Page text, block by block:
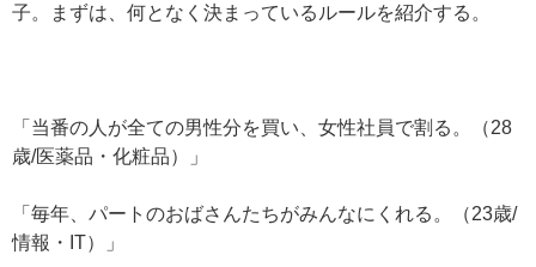
子。まずは、何となく決まっているルールを紹介する。
「当番の人が全ての男性分を買い、女性社員で割る。（28
歳/医薬品・化粧品）」
「毎年、パートのおばさんたちがみんなにくれる。（23歳/
情報・IT）」